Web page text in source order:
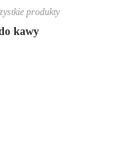
produkty
kawy